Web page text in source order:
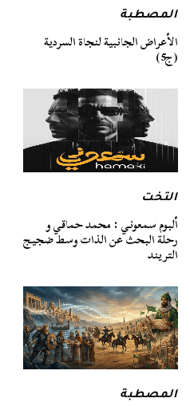
المصطبة
الأعراض الجانبية لنجاة السردية
(ج5)
التخت
ألبوم سمعوني : محمد حماقي و
رحلة البحث عن الذات وسط ضجيج
التريند
المصطبة